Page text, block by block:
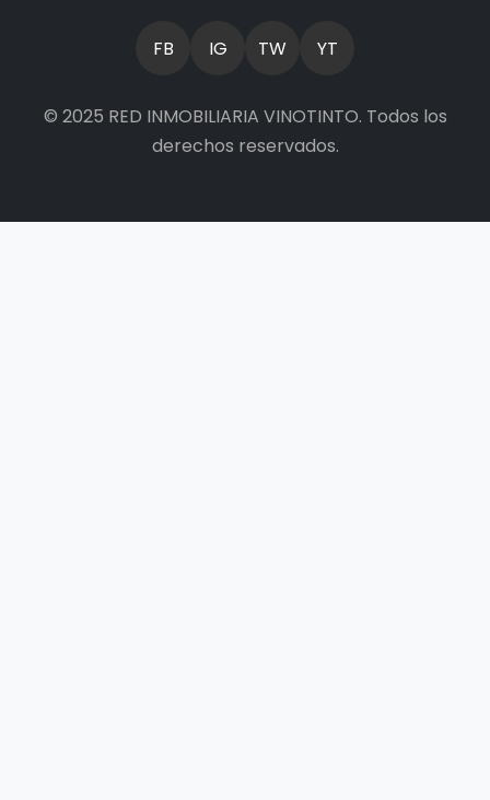
FB IG TW YT
© 2025 RED INMOBILIARIA VINOTINTO. Todos los
derechos reservados.